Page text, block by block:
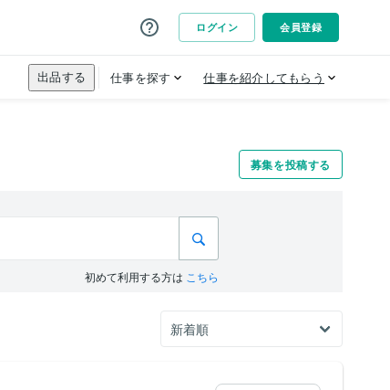
募集を投稿する
初めて利用する方は こちら